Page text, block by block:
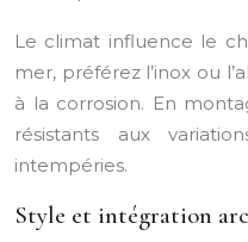
Le climat influence le
mer, préférez l’inox ou
à la corrosion. En
résistants aux
intempéries.
Style et intégration